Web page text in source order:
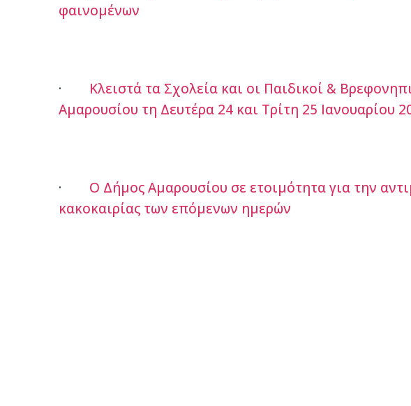
φαινομένων
· Κλειστά τα Σχολεία και οι Παιδικοί &
Αμαρουσίου τη Δευτέρα 24 και Τρίτη 25 Ιανουαρίου
· Ο Δήμος Αμαρουσίου σε ετοιμότητα για την
κακοκαιρίας των επόμενων ημερών